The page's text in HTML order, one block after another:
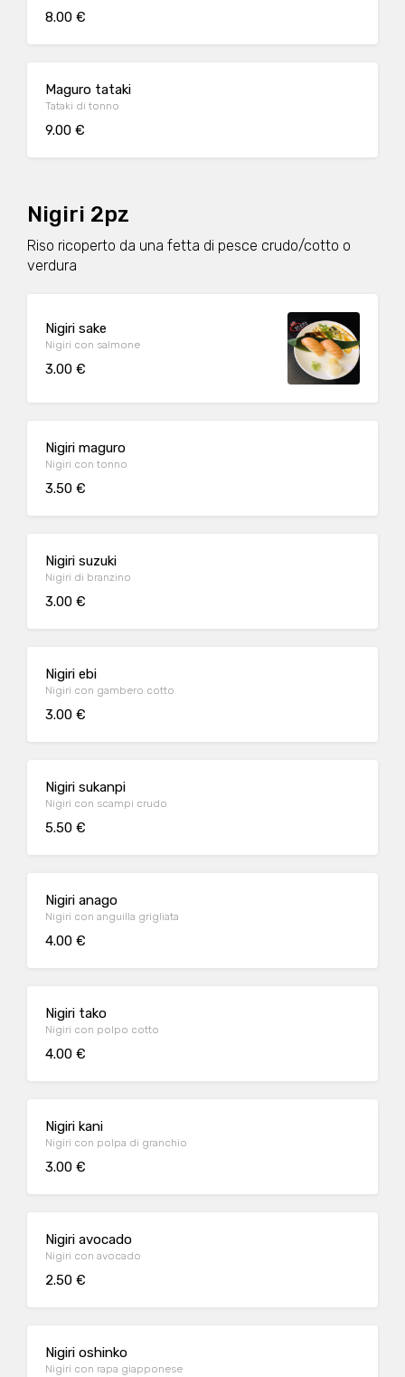
8.00 €
Maguro tataki
Tataki di tonno
9.00 €
Nigiri 2pz
Riso ricoperto da una fetta di pesce crudo/cotto o
verdura
Nigiri sake
Nigiri con salmone
3.00 €
Nigiri maguro
Nigiri con tonno
3.50 €
Nigiri suzuki
Nigiri di branzino
3.00 €
Nigiri ebi
Nigiri con gambero cotto
3.00 €
Nigiri sukanpi
Nigiri con scampi crudo
5.50 €
Nigiri anago
Nigiri con anguilla grigliata
4.00 €
Nigiri tako
Nigiri con polpo cotto
4.00 €
Nigiri kani
Nigiri con polpa di granchio
3.00 €
Nigiri avocado
Nigiri con avocado
2.50 €
Nigiri oshinko
Nigiri con rapa giapponese